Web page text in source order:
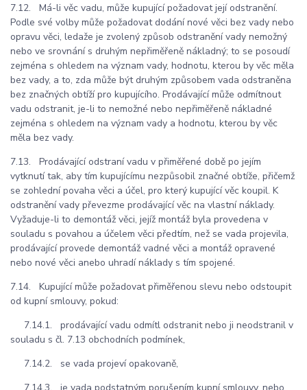
7.12. Má-li věc vadu, může kupující požadovat její odstranění.
Podle své volby může požadovat dodání nové věci bez vady nebo
opravu věci, ledaže je zvolený způsob odstranění vady nemožný
nebo ve srovnání s druhým nepřiměřeně nákladný; to se posoudí
zejména s ohledem na význam vady, hodnotu, kterou by věc měla
bez vady, a to, zda může být druhým způsobem vada odstraněna
bez značných obtíží pro kupujícího. Prodávající může odmítnout
vadu odstranit, je-li to nemožné nebo nepřiměřeně nákladné
zejména s ohledem na význam vady a hodnotu, kterou by věc
měla bez vady.
7.13. Prodávající odstraní vadu v přiměřené době po jejím
vytknutí tak, aby tím kupujícímu nezpůsobil značné obtíže, přičemž
se zohlední povaha věci a účel, pro který kupující věc koupil. K
odstranění vady převezme prodávající věc na vlastní náklady.
Vyžaduje-li to demontáž věci, jejíž montáž byla provedena v
souladu s povahou a účelem věci předtím, než se vada projevila,
prodávající provede demontáž vadné věci a montáž opravené
nebo nové věci anebo uhradí náklady s tím spojené.
7.14. Kupující může požadovat přiměřenou slevu nebo odstoupit
od kupní smlouvy, pokud:
7.14.1. prodávající vadu odmítl odstranit nebo ji neodstranil v
souladu s čl. 7.13 obchodních podmínek,
7.14.2. se vada projeví opakovaně,
7.14.3. je vada podstatným porušením kupní smlouvy, nebo